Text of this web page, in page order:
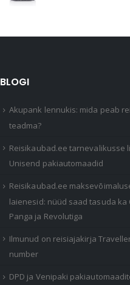
BLOGI
Akupank lennukis: mida peab
teadma?
Reisikaubad.ee tarnevalikusse
Unisend pakiautomaadid
Reisikaubad.ee
laienesid: nüüd saad tasuda ka
Panga ja Revolutiga
Ilmunud on reisiajakirja
number
DPD ja Venipaki